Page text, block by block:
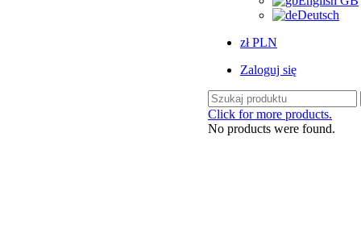
Deutsch
zł PLN
Zaloguj się
Click for more products.
No products were found.